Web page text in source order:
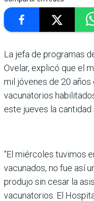
La jefa de programas
Ovelar, explicó que el
mil jóvenes de 20
vacunatorios
este jueves la cantidad
“El miércoles tuvimos
vacunados, no fue así
produjo sin cesar la
vacunatorios. El